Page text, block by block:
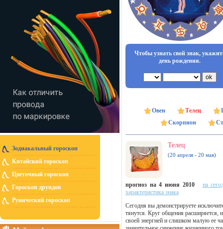
Зодиакальный гороскоп
Китайский гороскоп
Цветочный гороскоп
Гороскоп друидов
Рунический гороскоп
Чтобы узнать свой знак,
день рождения.
Овен Телец
Скорпион
Телец
(20 апреля - 20 мая)
прогноз на 4 июня 2010
на
характеристика знака
Сегодня вы демонстрируете
тянутся. Круг общения расширяется,
своей энергией и слишком малую ее